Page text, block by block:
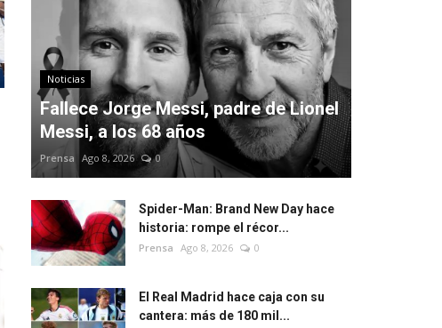
Noticias
Fallece Jorge Messi, padre de Lionel
Messi, a los 68 años
Prensa Ago 8, 2026 0
Spider-Man: Brand New Day hace
historia: rompe el récor...
Prensa Ago 8, 2026 0
El Real Madrid hace caja con su
cantera: más de 180 mil...